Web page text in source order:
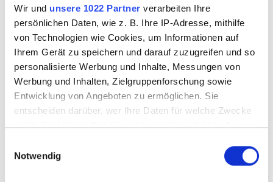
Wir und unsere 1022 Partner verarbeiten Ihre
persönlichen Daten, wie z. B. Ihre IP-Adresse, mithilfe
von Technologien wie Cookies, um Informationen auf
Ihrem Gerät zu speichern und darauf zuzugreifen und so
personalisierte Werbung und Inhalte, Messungen von
Werbung und Inhalten, Zielgruppenforschung sowie
Entwicklung von Angeboten zu ermöglichen. Sie
entscheiden darüber, wer Ihre Daten für welche Zwecke
nutzt. Sie können Ihre Einwilligung jederzeit über die
Trigger Symbol ändern oder widerrufen
Notwendig
7799931 7799932
SALE